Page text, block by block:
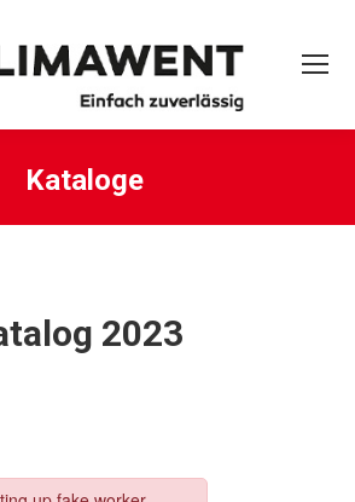
Kataloge
2023